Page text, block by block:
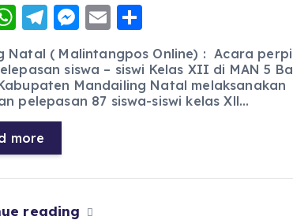
W
h
a
ts
A
p
T
el
e
g
r
M
e
ss
e
E
ai
l
h
a
re
Natal ( Malintangpos Online) : Acara
siswa – siswi Kelas XII di MAN 5
Mandailing Natal melaksanakan
pelepasan 87 siswa-siswi kelas Xll…
more
reading